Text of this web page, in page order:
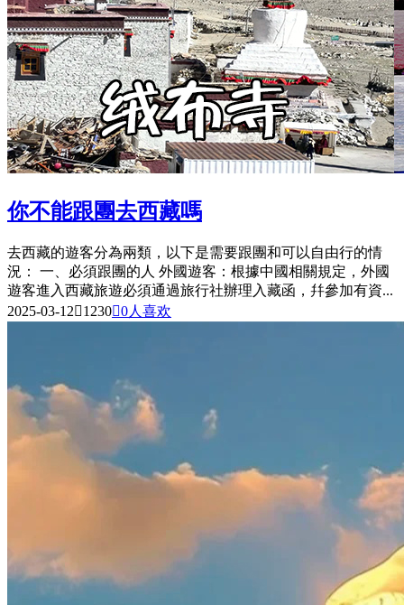
你不能跟團去西藏嗎
去西藏的遊客分為兩類，以下是需要跟團和可以自由行的情
況： 一、必須跟團的人 外國遊客：根據中國相關規定，外國
遊客進入西藏旅遊必須通過旅行社辦理入藏函，幷參加有資...
2025-03-1212300人喜欢